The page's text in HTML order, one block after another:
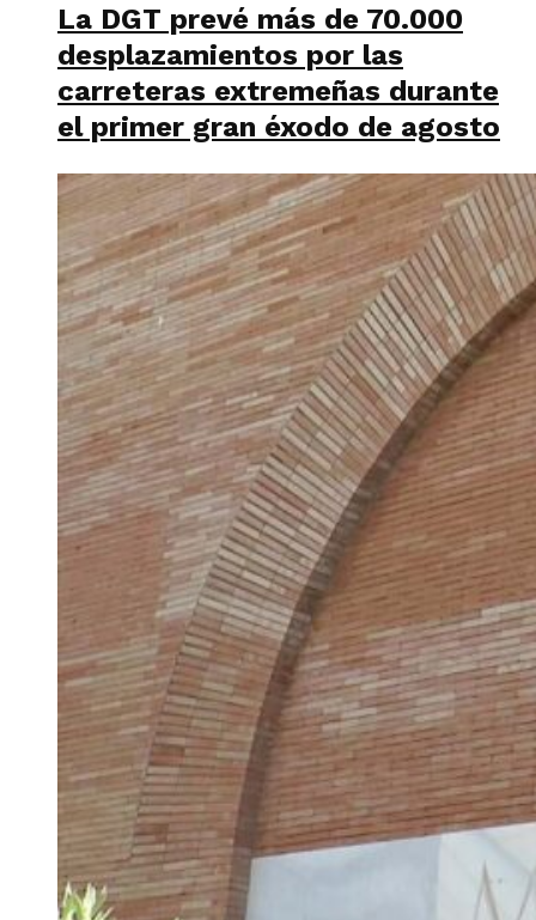
La DGT prevé más de 70.000
desplazamientos por las
carreteras extremeñas durante
el primer gran éxodo de agosto